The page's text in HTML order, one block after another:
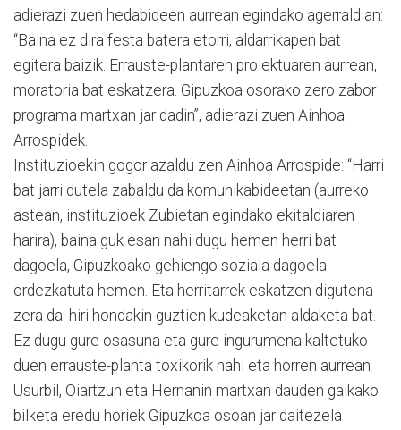
adierazi zuen hedabideen aurrean egindako agerraldian:
“Baina ez dira festa batera etorri, aldarrikapen bat
egitera baizik. Errauste-plantaren proiektuaren aurrean,
moratoria bat eskatzera. Gipuzkoa osorako zero zabor
programa martxan jar dadin”, adierazi zuen Ainhoa
Arrospidek.
Instituzioekin gogor azaldu zen Ainhoa Arrospide: “Harri
bat jarri dutela zabaldu da komunikabideetan (aurreko
astean, instituzioek Zubietan egindako ekitaldiaren
harira), baina guk esan nahi dugu hemen herri bat
dagoela, Gipuzkoako gehiengo soziala dagoela
ordezkatuta hemen. Eta herritarrek eskatzen digutena
zera da: hiri hondakin guztien kudeaketan aldaketa bat.
Ez dugu gure osasuna eta gure ingurumena kaltetuko
duen errauste-planta toxikorik nahi eta horren aurrean
Usurbil, Oiartzun eta Hernanin martxan dauden gaikako
bilketa eredu horiek Gipuzkoa osoan jar daitezela